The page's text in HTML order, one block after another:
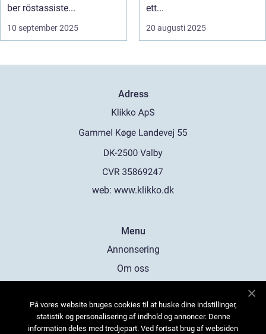
ber röstassiste...
10 september 2025
ett...
20 augusti 2025
Adress
web: www.klikko.dk
Menu
Annonsering
Om oss
Kontakta oss
Sitemap
På vores website bruges cookies til at huske dine indstillinger,
statistik og personalisering af indhold og annoncer. Denne
information deles med tredjepart. Ved fortsat brug af websiden